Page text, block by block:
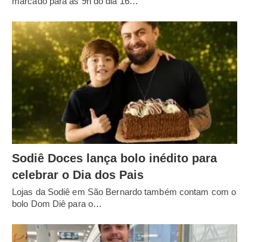
Sodiê Doces lança bolo inédito para
celebrar o Dia dos Pais
Lojas da Sodiê em São Bernardo também contam com o
bolo Dom Diê para o…